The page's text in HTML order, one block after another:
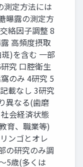
測定方法には
曝露の測定方
絡因子調整 8
高頻度摂取
)を含む 一部
究 口腔衛生
のみ 4研究 5
載なし 3研究
異なる(歯磨
会経済状態
育、職業等)
ンゴとオレ
の研究のみ調
5歳(多くは